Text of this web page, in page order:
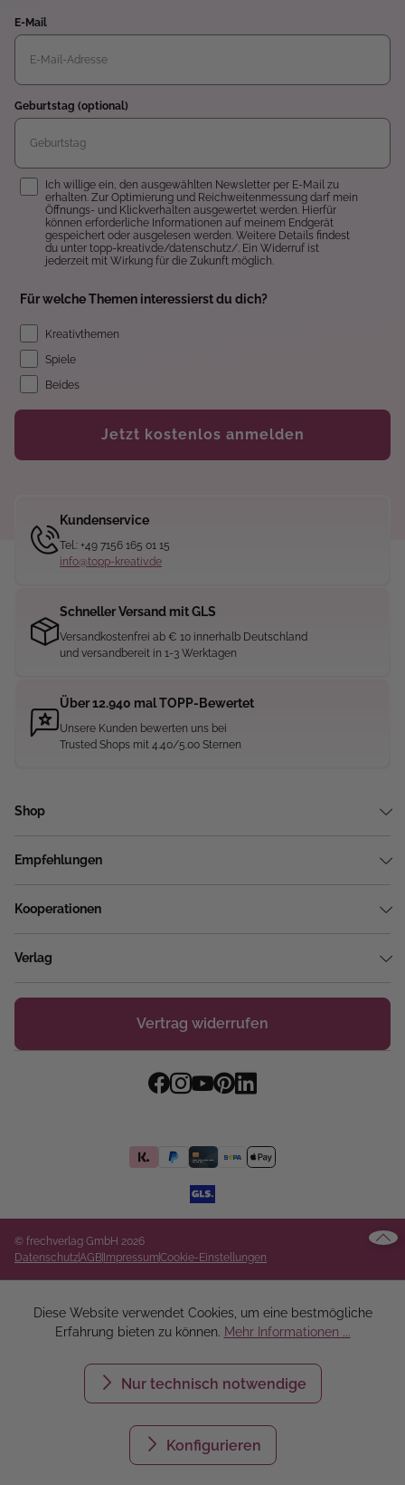
E-Mail
Geburtstag (optional)
Einwilligung
Ich willige ein, den ausgewählten Newsletter per E-Mail zu
erhalten. Zur Optimierung und Reichweitenmessung darf mein
Öffnungs- und Klickverhalten ausgewertet werden. Hierfür
können erforderliche Informationen auf meinem Endgerät
gespeichert oder ausgelesen werden. Weitere Details findest
du unter topp-kreativ.de/datenschutz/. Ein Widerruf ist
jederzeit mit Wirkung für die Zukunft möglich.
Für welche Themen interessierst du dich?
Kreativthemen
Spiele
Beides
Jetzt kostenlos anmelden
Kundenservice
Tel.: +49 7156 165 01 15
info@topp-kreativ.de
Schneller Versand mit GLS
Versandkostenfrei ab € 10 innerhalb Deutschland
und versandbereit in 1-3 Werktagen
Über 12.940 mal TOPP-Bewertet
Unsere Kunden bewerten uns bei
Trusted Shops mit 4.40/5.00 Sternen
Shop
Empfehlungen
Kooperationen
Verlag
Vertrag widerrufen
© frechverlag GmbH 2026
DatenschutzAGBImpressumCookie-Einstellungen
Diese Website verwendet Cookies, um eine bestmögliche
Erfahrung bieten zu können. Mehr Informationen ...
Nur technisch notwendige
Konfigurieren